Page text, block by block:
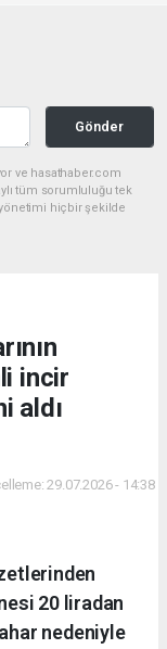
Gönder
ve hasathaber.com
tüm sorumluluğu tek
yönetimi hiçbir şekilde
incir
aldı
29.07.2026 - 14:38
20 liradan
nedeniyle